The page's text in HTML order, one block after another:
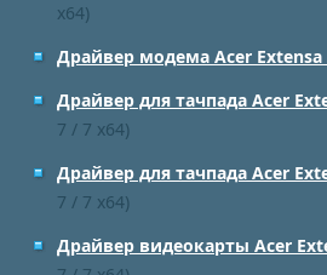
x64)
Драйвер модема Acer Extensa
Драйвер для тачпада Acer
7 / 7 x64)
Драйвер для тачпада Acer
7 / 7 x64)
Драйвер видеокарты Acer